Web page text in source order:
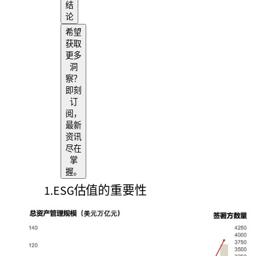
结
论
希望
获取
更多
洞
察？
即刻
订
阅，
最新
资讯
尽在
掌
握。
1.ESG估值的重要性